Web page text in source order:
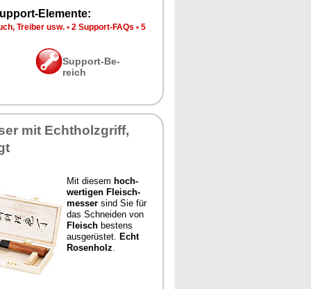
Ele­men­te:
Trei­ber usw. • 2 Sup­port-FAQs • 5
Sup­port-Be­
reich
mit Echt­holz­griff,
Mit die­sem hoch­
wer­ti­gen Fleisch­
mes­ser sind Sie für
das Schnei­den von
Fleisch bes­tens
aus­ge­rüs­tet. Echt
Ro­sen­holz.